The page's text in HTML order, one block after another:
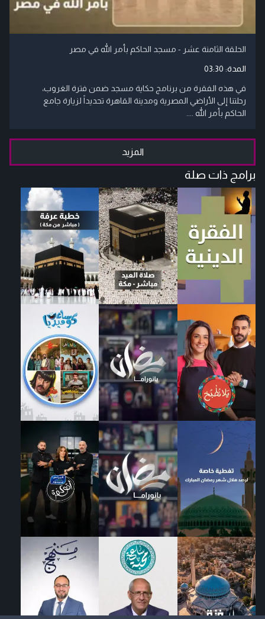
الحلقة الثامنة عشر - مسجد الحاكم بأمر الله في مصر
المدة: 03:30
في هذه الفقرة من برنامج حكاية مسجد ضمن فترة الغروب،
رحلتنا إلى الأراضي المصرية ومدينة القاهرة تحديداً لزيارة جامع
الحاكم بأمر الله ....
المزيد
برامج ذات صلة